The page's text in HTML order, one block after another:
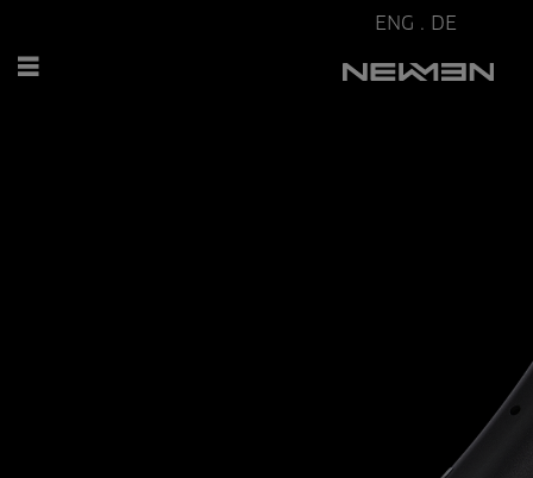
ENG . DE